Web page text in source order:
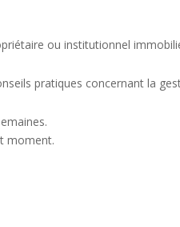
ou institutionnel
pratiques concernant la
moment.